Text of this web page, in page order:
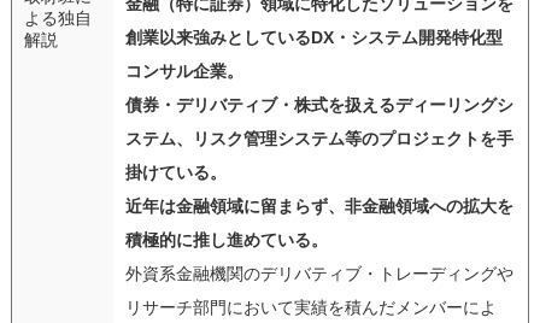
よる独自
解説
創業以来強みとしているDX・システム開発特化型
コンサル企業。
債券・デリバティブ・株式を扱えるディーリングシ
ステム、リスク管理システム等のプロジェクトを手
掛けている。
近年は金融領域に留まらず、非金融領域への拡大を
積極的に推し進めている。
外資系金融機関のデリバティブ・トレーディングや
リサーチ部門において実績を積んだメンバーによ